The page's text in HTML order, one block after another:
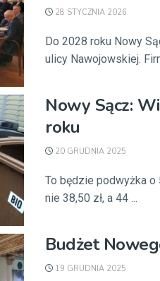
28 STYCZNIA 2026
Do 2028 roku Nowy
ulicy Nawojowskiej.
Nowy Sącz:
roku
20 GRUDNIA 2025
To będzie podwyżka o
nie 38,50 zł, a 44 ...
Budżet
19 GRUDNIA 2025